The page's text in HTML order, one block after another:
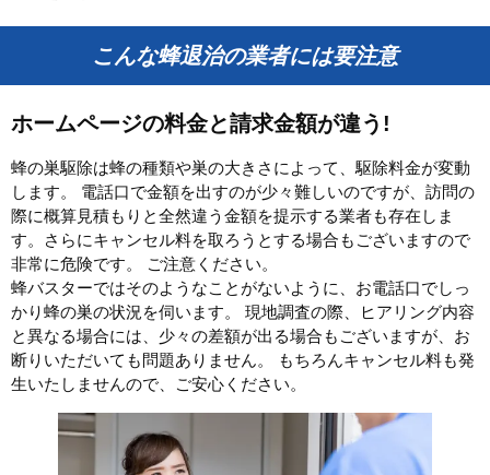
こんな蜂退治の業者には要注意
ホームページの料金と請求金額が違う!
蜂の巣駆除は蜂の種類や巣の大きさによって、駆除料金が変動
します。 電話口で金額を出すのが少々難しいのですが、訪問の
際に概算見積もりと全然違う金額を提示する業者も存在しま
す。さらにキャンセル料を取ろうとする場合もございますので
非常に危険です。 ご注意ください。
蜂バスターではそのようなことがないように、お電話口でしっ
かり蜂の巣の状況を伺います。 現地調査の際、ヒアリング内容
と異なる場合には、少々の差額が出る場合もございますが、お
断りいただいても問題ありません。 もちろんキャンセル料も発
生いたしませんので、ご安心ください。